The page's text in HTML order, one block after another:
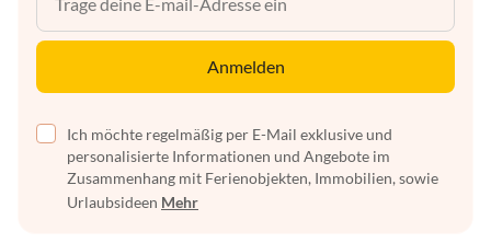
Anmelden
Ich möchte regelmäßig per E-Mail exklusive und
personalisierte Informationen und Angebote im
Zusammenhang mit Ferienobjekten, Immobilien, sowie
Urlaubsideen Mehr